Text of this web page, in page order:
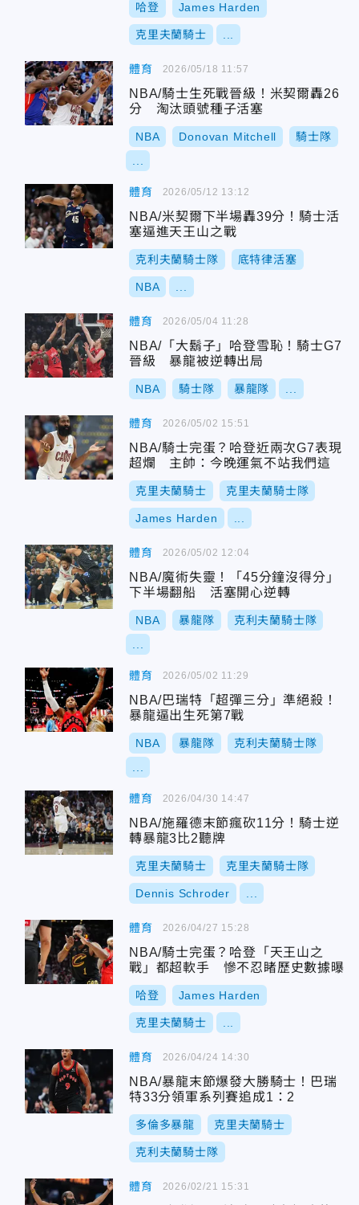
哈登 James Harden
克里夫蘭騎士
體育
NBA/騎士生死戰晉級！米契爾轟26
分 淘汰頭號種子活塞
NBA Donovan Mitchell 騎士隊
2026/05/18 11:57
體育
NBA/米契爾下半場轟39分！騎士活
塞逼進天王山之戰
克利夫蘭騎士隊 底特律活塞
NBA
2026/05/12 13:12
體育
NBA/「大鬍子」哈登雪恥！騎士G7
晉級 暴龍被逆轉出局
NBA 騎士隊 暴龍隊
2026/05/04 11:28
體育
NBA/騎士完蛋？哈登近兩次G7表現
超爛 主帥：今晚運氣不站我們這
克里夫蘭騎士 克里夫蘭騎士隊
James Harden
2026/05/02 15:51
體育
NBA/魔術失靈！「45分鐘沒得分」
下半場翻船 活塞開心逆轉
NBA 暴龍隊 克利夫蘭騎士隊
2026/05/02 12:04
體育
NBA/巴瑞特「超彈三分」準絕殺！
暴龍逼出生死第7戰
NBA 暴龍隊 克利夫蘭騎士隊
2026/05/02 11:29
體育
NBA/施羅德末節瘋砍11分！騎士逆
轉暴龍3比2聽牌
克里夫蘭騎士 克里夫蘭騎士隊
Dennis Schroder
2026/04/30 14:47
體育
NBA/騎士完蛋？哈登「天王山之
戰」都超軟手 慘不忍睹歷史數據曝
哈登 James Harden
克里夫蘭騎士
2026/04/27 15:28
體育
NBA/暴龍末節爆發大勝騎士！巴瑞
特33分領軍系列賽追成1：2
多倫多暴龍 克里夫蘭騎士
克利夫蘭騎士隊
2026/04/24 14:30
體育 2026/02/21 15:31